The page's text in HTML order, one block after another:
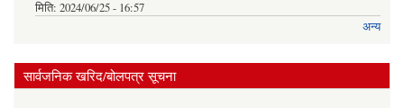
मिति: 2024/06/25 - 16:57
अन्य
सार्वजनिक खरिद/बोलपत्र सूचना